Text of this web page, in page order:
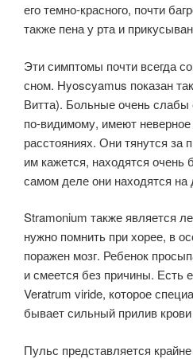
его темно-красного, почти
также пена у рта и
Эти симптомы почти всегда
сном. Hyoscyamus показан
Витта). Больные очень
по-видимому, имеют
расстояниях. Они тянутся за
им кажется, находятся очень
самом деле они находятся на
Stramonium также является
нужно помнить при хорее, в
поражен мозг. Ребенок
и смеется без причины. Есть
Veratrum viride, которое
бывает сильный прилив
Пульс представляется